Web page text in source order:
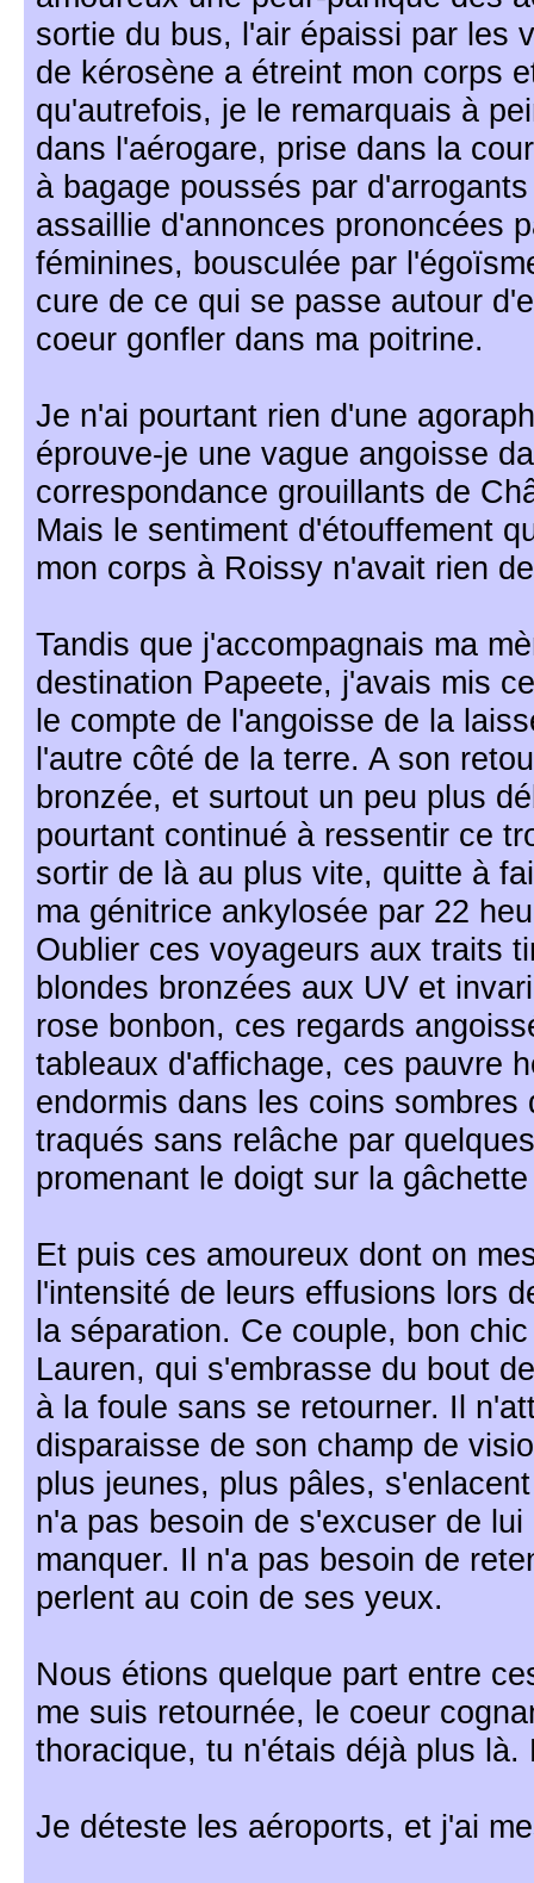
sortie du bus, l'air épaissi par les
de kérosène a étreint mon corps
qu'autrefois, je le remarquais à
dans l'aérogare, prise dans la
à bagage poussés par
assaillie d'annonces prononcées
féminines, bousculée par
cure de ce qui se passe autour
coeur gonfler dans ma poitrine.
Je n'ai pourtant rien d'une
éprouve-je une vague angoisse
correspondance grouillants de
Mais le sentiment d'étouffement
mon corps à Roissy n'avait rien
Tandis que j'accompagnais ma
destination Papeete, j'avais mis
le compte de l'angoisse de la
l'autre côté de la terre. A son
bronzée, et surtout un peu plus
pourtant continué à ressentir ce
sortir de là au plus vite, quitte à
ma génitrice ankylosée par 22
Oublier ces voyageurs aux traits
blondes bronzées aux UV et
rose bonbon, ces regards
tableaux d'affichage, ces pauvre
endormis dans les coins sombres
traqués sans relâche par
promenant le doigt sur la
Et puis ces amoureux dont on
l'intensité de leurs effusions lors
la séparation. Ce couple, bon
Lauren, qui s'embrasse du bout
à la foule sans se retourner. Il
disparaisse de son champ de
plus jeunes, plus pâles,
n'a pas besoin de s'excuser de
manquer. Il n'a pas besoin de
perlent au coin de ses yeux.
Nous étions quelque part entre
me suis retournée, le coeur
thoracique, tu n'étais déjà plus là.
Je déteste les aéroports, et j'ai